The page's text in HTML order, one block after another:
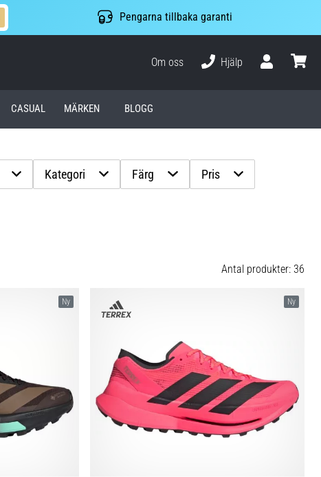
Pengarna tillbaka garanti
Om oss
Hjälp
CASUAL MÄRKEN BLOGG
Kategori Färg
Pris
Antal produkter: 36
Ny Ny